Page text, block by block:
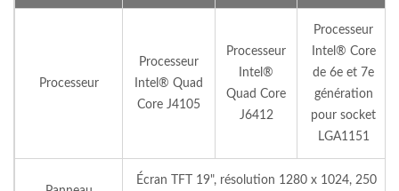
Processeur
Processeur
Intel® Quad
Core J4105
Processeur
Intel®
Quad Core
J6412
Processeur
Intel® Core
de 6e et 7e
génération
pour socket
LGA1151
Écran TFT 19", résolution 1280 x 1024, 250